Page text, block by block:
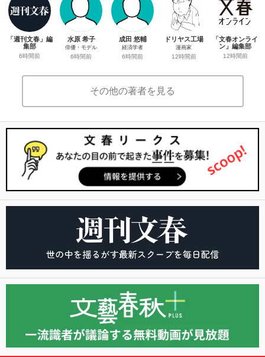
「週刊文春」編
集部
6時間前
水原 希子
俳優・モデル
6時間前
成田 悠輔
経済学者
6時間前
ドリヤス工場
漫画家
12時間前
「文春オンライ
ン」編集部
12時間前
その他の著者を見る